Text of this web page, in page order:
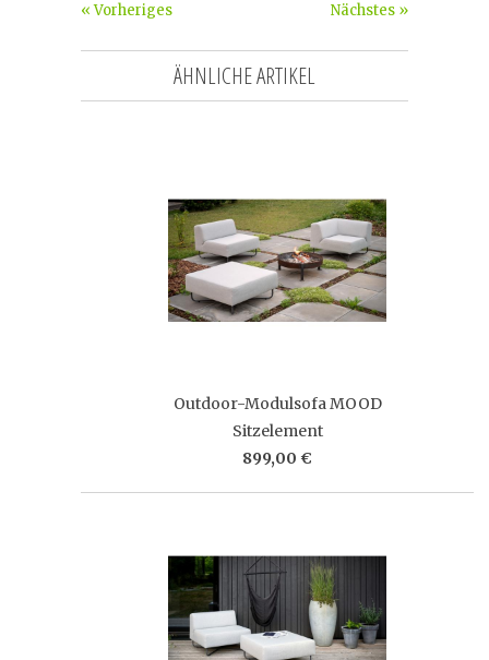
Nächstes »
« Vorheriges
ÄHNLICHE ARTIKEL
Outdoor-Modulsofa MOOD
Sitzelement
899,00 €